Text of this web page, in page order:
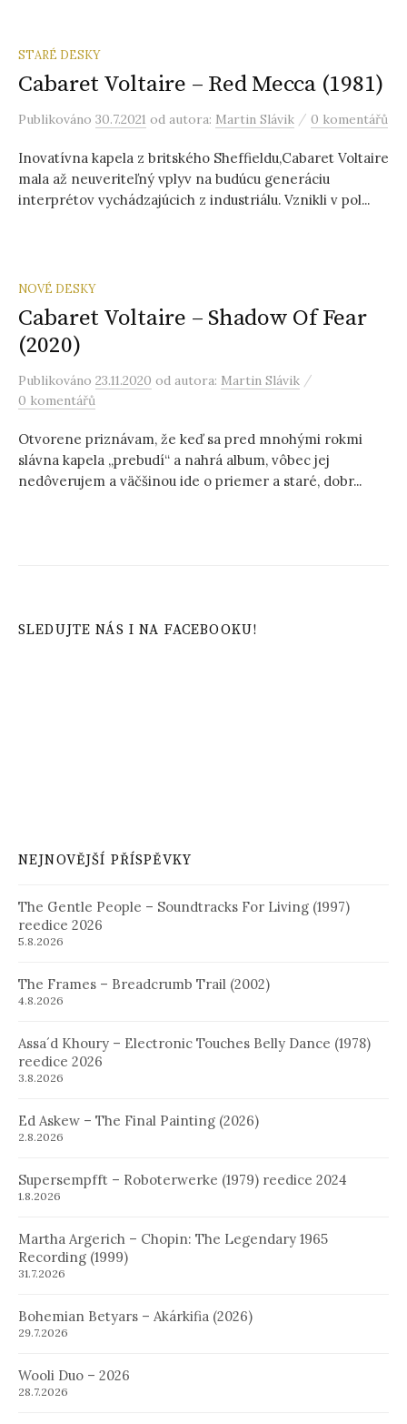
STARÉ DESKY
Cabaret Voltaire – Red Mecca (1981)
Publikováno 30.7.2021 od autora: Martin Slávik / 0 komentářů
Inovatívna kapela z britského Sheffieldu,Cabaret Voltaire
mala až neuveriteľný vplyv na budúcu generáciu
interprétov vychádzajúcich z industriálu. Vznikli v pol...
NOVÉ DESKY
Cabaret Voltaire – Shadow Of Fear
(2020)
Publikováno 23.11.2020 od autora: Martin Slávik /
0 komentářů
Otvorene priznávam, že keď sa pred mnohými rokmi
slávna kapela „prebudí“ a nahrá album, vôbec jej
nedôverujem a väčšinou ide o priemer a staré, dobr...
SLEDUJTE NÁS I NA FACEBOOKU!
NEJNOVĚJŠÍ PŘÍSPĚVKY
The Gentle People – Soundtracks For Living (1997)
reedice 2026
5.8.2026
The Frames – Breadcrumb Trail (2002)
4.8.2026
Assa´d Khoury – Electronic Touches Belly Dance (1978)
reedice 2026
3.8.2026
Ed Askew – The Final Painting (2026)
2.8.2026
Supersempfft – Roboterwerke (1979) reedice 2024
1.8.2026
Martha Argerich – Chopin: The Legendary 1965
Recording (1999)
31.7.2026
Bohemian Betyars – Akárkifia (2026)
29.7.2026
Wooli Duo – 2026
28.7.2026